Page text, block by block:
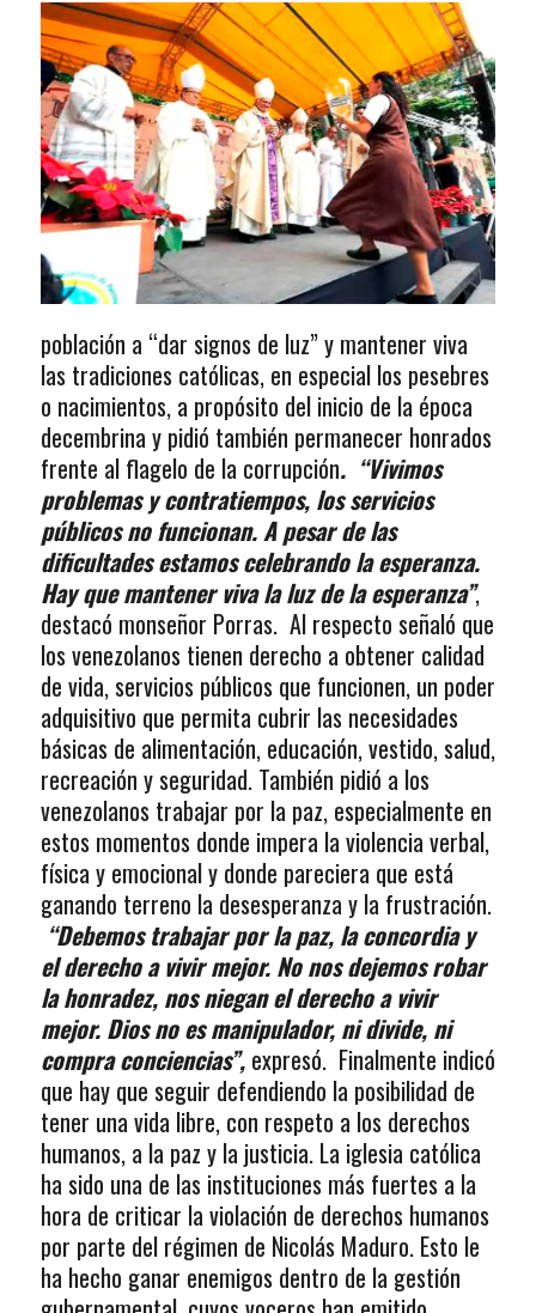
población a “dar signos de luz” y mantener viva
las tradiciones católicas, en especial los pesebres
o nacimientos, a propósito del inicio de la época
decembrina y pidió también permanecer honrados
frente al flagelo de la corrupción. “Vivimos
problemas y contratiempos, los servicios
públicos no funcionan. A pesar de las
dificultades estamos celebrando la esperanza.
Hay que mantener viva la luz de la esperanza”,
destacó monseñor Porras. Al respecto señaló que
los venezolanos tienen derecho a obtener calidad
de vida, servicios públicos que funcionen, un poder
adquisitivo que permita cubrir las necesidades
básicas de alimentación, educación, vestido, salud,
recreación y seguridad. También pidió a los
venezolanos trabajar por la paz, especialmente en
estos momentos donde impera la violencia verbal,
física y emocional y donde pareciera que está
ganando terreno la desesperanza y la frustración.
“Debemos trabajar por la paz, la concordia y
el derecho a vivir mejor. No nos dejemos robar
la honradez, nos niegan el derecho a vivir
mejor. Dios no es manipulador, ni divide, ni
compra conciencias”,expresó. Finalmente indicó
que hay que seguir defendiendo la posibilidad de
tener una vida libre, con respeto a los derechos
humanos, a la paz y la justicia. La iglesia católica
ha sido una de las instituciones más fuertes a la
hora de criticar la violación de derechos humanos
por parte del régimen de Nicolás Maduro. Esto le
ha hecho ganar enemigos dentro de la gestión